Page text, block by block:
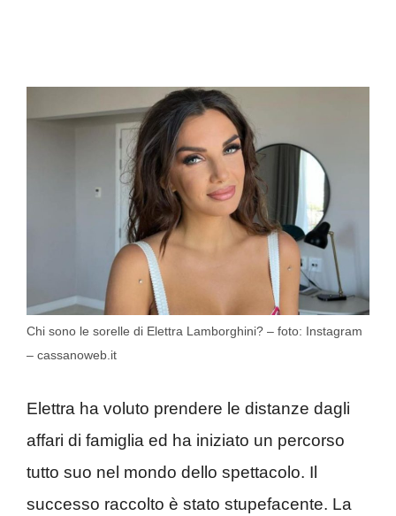
Chi sono le sorelle di Elettra Lamborghini? – foto: Instagram
– cassanoweb.it
Elettra ha voluto prendere le distanze dagli
affari di famiglia ed ha iniziato un percorso
tutto suo nel mondo dello spettacolo. Il
successo raccolto è stato stupefacente. La